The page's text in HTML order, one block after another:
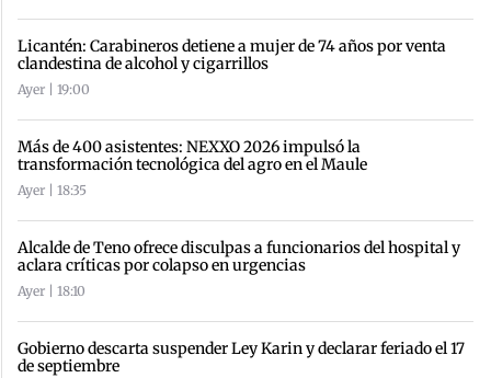
Licantén: Carabineros detiene a mujer de 74 años por venta
clandestina de alcohol y cigarrillos
Ayer | 19:00
Más de 400 asistentes: NEXXO 2026 impulsó la
transformación tecnológica del agro en el Maule
Ayer | 18:35
Alcalde de Teno ofrece disculpas a funcionarios del hospital y
aclara críticas por colapso en urgencias
Ayer | 18:10
Gobierno descarta suspender Ley Karin y declarar feriado el 17
de septiembre